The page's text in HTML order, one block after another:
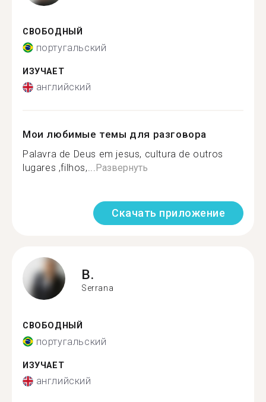
СВОБОДНЫЙ
португальский
ИЗУЧАЕТ
английский
Мои любимые темы для разговора
Palavra de Deus em jesus, cultura de outros
lugares ,filhos,...Развернуть
Скачать приложение
B.
Serrana
СВОБОДНЫЙ
португальский
ИЗУЧАЕТ
английский